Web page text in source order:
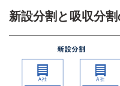
新設分割と吸収分